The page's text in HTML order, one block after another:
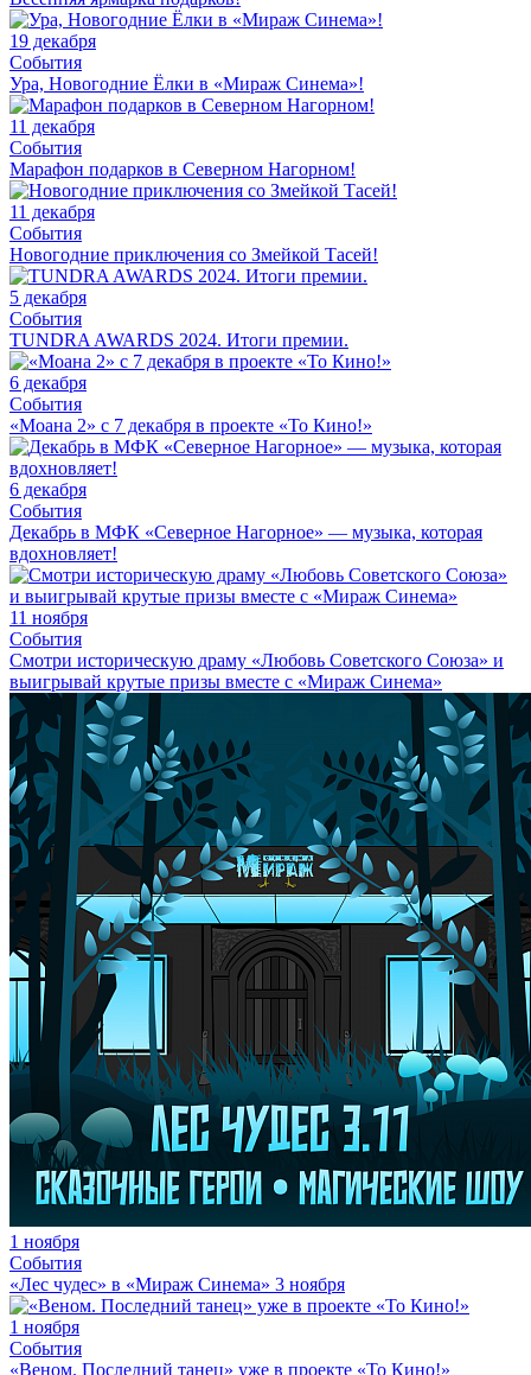
19 декабря
События
Ура, Новогодние Ёлки в «Мираж Синема»!
11 декабря
События
Марафон подарков в Северном Нагорном!
11 декабря
События
Новогодние приключения со Змейкой Тасей!
5 декабря
События
TUNDRA AWARDS 2024. Итоги премии.
6 декабря
События
«Моана 2» с 7 декабря в проекте «То Кино!»
6 декабря
События
Декабрь в МФК «Северное Нагорное» — музыка, которая
вдохновляет!
11 ноября
События
Смотри историческую драму «Любовь Советского Союза» и
выигрывай крутые призы вместе с «Мираж Синема»
1 ноября
События
«Лес чудес» в «Мираж Синема» 3 ноября
1 ноября
События
«Веном. Последний танец» уже в проекте «То Кино!»